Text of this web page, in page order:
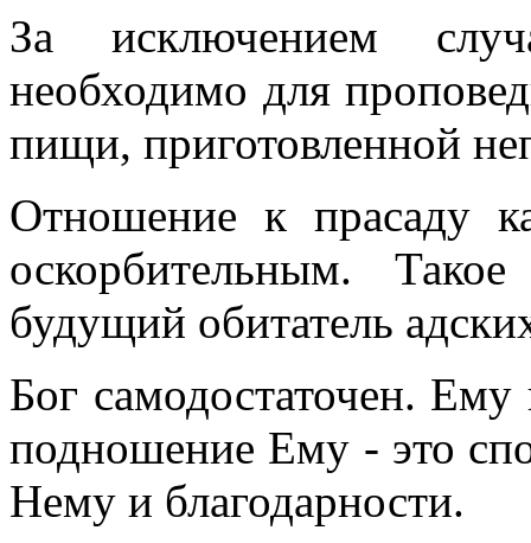
За исключением
необходимо для
пищи, приготовленной
Отношение к прасаду
оскорбительным.
будущий обитатель
Бог самодостаточен.
подношение Ему - это
Нему и благодарности.